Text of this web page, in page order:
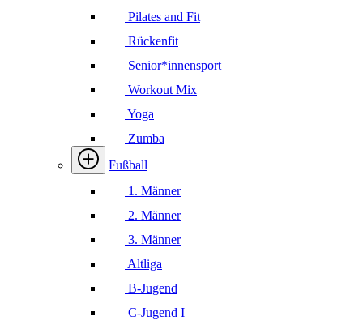
Pilates and Fit
Rückenfit
Senior*innensport
Workout Mix
Yoga
Zumba
Fußball
1. Männer
2. Männer
3. Männer
Altliga
B-Jugend
C-Jugend I